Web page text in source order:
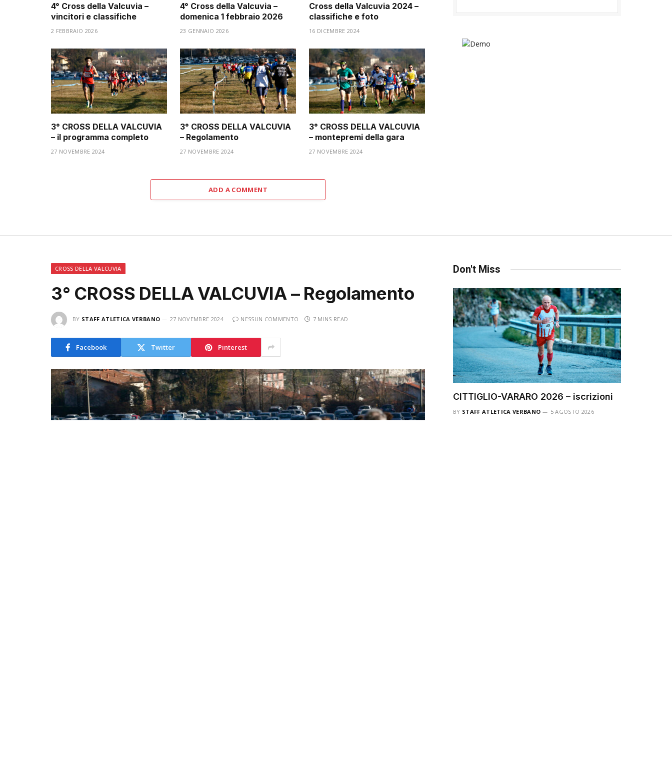
4° Cross della Valcuvia –
vincitori e classifiche
2 FEBBRAIO 2026
4° Cross della Valcuvia –
domenica 1 febbraio 2026
23 GENNAIO 2026
Cross della Valcuvia 2024 –
classifiche e foto
16 DICEMBRE 2024
3° CROSS DELLA VALCUVIA
– il programma completo
27 NOVEMBRE 2024
3° CROSS DELLA VALCUVIA
– Regolamento
27 NOVEMBRE 2024
3° CROSS DELLA VALCUVIA
– montepremi della gara
27 NOVEMBRE 2024
ADD A COMMENT
CROSS DELLA VALCUVIA
3° CROSS DELLA VALCUVIA – Regolamento
BY STAFF ATLETICA VERBANO 27 NOVEMBRE 2024 NESSUN COMMENTO 7 MINS READ
Facebook Twitter Pinterest
Don't Miss
CITTIGLIO-VARARO 2026 – iscrizioni
BY STAFF ATLETICA VERBANO 5 AGOSTO 2026